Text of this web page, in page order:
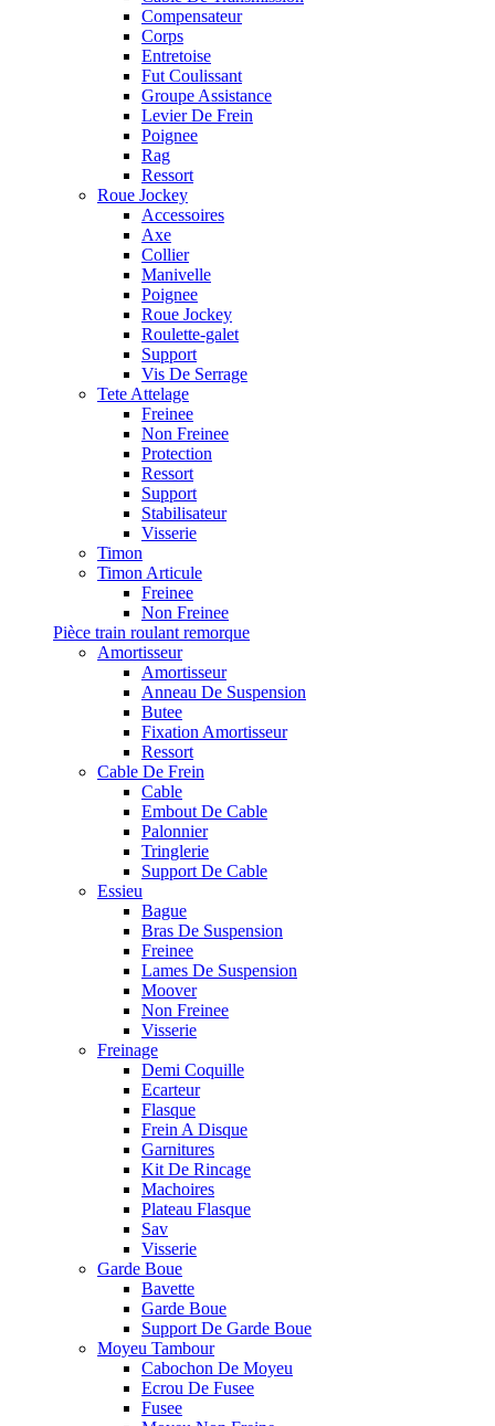
Compensateur
Corps
Entretoise
Fut Coulissant
Groupe Assistance
Levier De Frein
Poignee
Rag
Ressort
Roue Jockey
Accessoires
Axe
Collier
Manivelle
Poignee
Roue Jockey
Roulette-galet
Support
Vis De Serrage
Tete Attelage
Freinee
Non Freinee
Protection
Ressort
Support
Stabilisateur
Visserie
Timon
Timon Articule
Freinee
Non Freinee
Pièce train roulant remorque
Amortisseur
Amortisseur
Anneau De Suspension
Butee
Fixation Amortisseur
Ressort
Cable De Frein
Cable
Embout De Cable
Palonnier
Tringlerie
Support De Cable
Essieu
Bague
Bras De Suspension
Freinee
Lames De Suspension
Moover
Non Freinee
Visserie
Freinage
Demi Coquille
Ecarteur
Flasque
Frein A Disque
Garnitures
Kit De Rincage
Machoires
Plateau Flasque
Sav
Visserie
Garde Boue
Bavette
Garde Boue
Support De Garde Boue
Moyeu Tambour
Cabochon De Moyeu
Ecrou De Fusee
Fusee